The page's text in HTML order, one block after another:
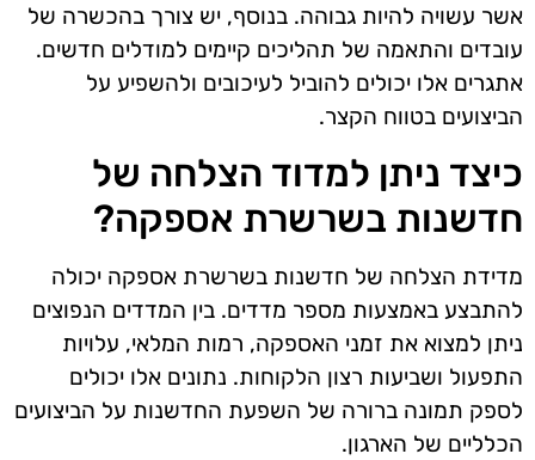
אשר עשויה להיות גבוהה. בנוסף, יש צורך בהכשרה של
עובדים והתאמה של תהליכים קיימים למודלים חדשים.
אתגרים אלו יכולים להוביל לעיכובים ולהשפיע על
הביצועים בטווח הקצר.
כיצד ניתן למדוד הצלחה של
חדשנות בשרשרת אספקה?
מדידת הצלחה של חדשנות בשרשרת אספקה יכולה
להתבצע באמצעות מספר מדדים. בין המדדים הנפוצים
ניתן למצוא את זמני האספקה, רמות המלאי, עלויות
התפעול ושביעות רצון הלקוחות. נתונים אלו יכולים
לספק תמונה ברורה של השפעת החדשנות על הביצועים
הכלליים של הארגון.